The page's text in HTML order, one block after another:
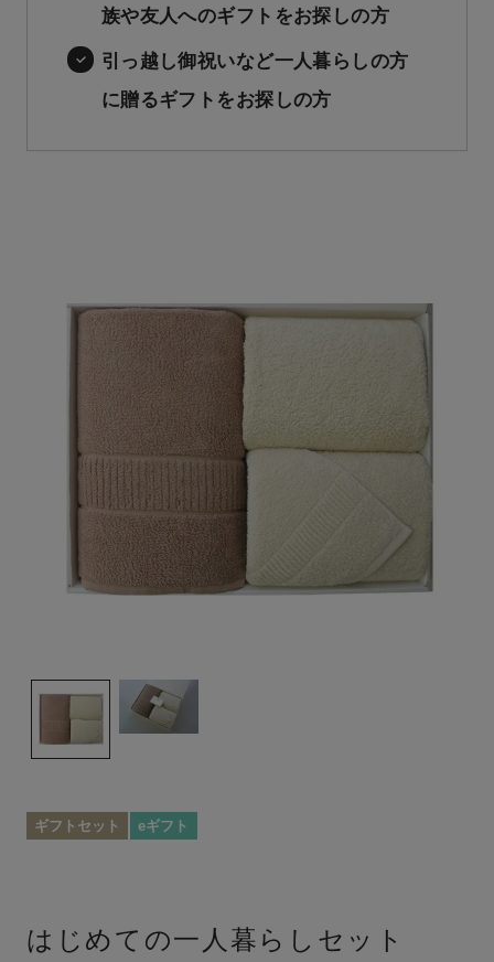
族や友人へのギフトをお探しの方
引っ越し御祝いなど一人暮らしの方
に贈るギフトをお探しの方
ギフトセット eギフト
はじめての一人暮らしセット